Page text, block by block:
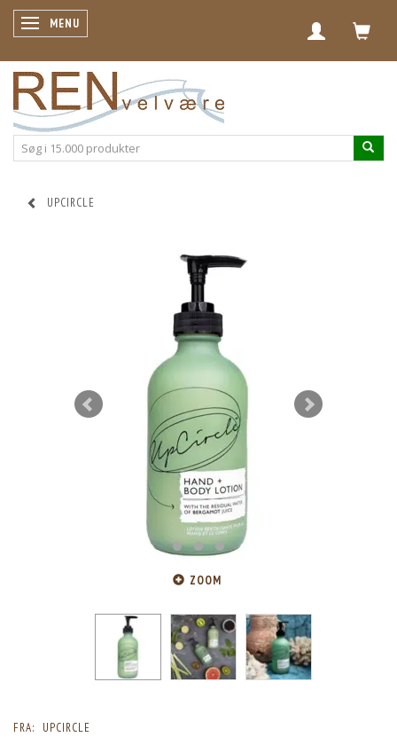
SKIFTE NAVIGATION
MENU
UPCIRCLE
ZOOM
FRA: UPCIRCLE